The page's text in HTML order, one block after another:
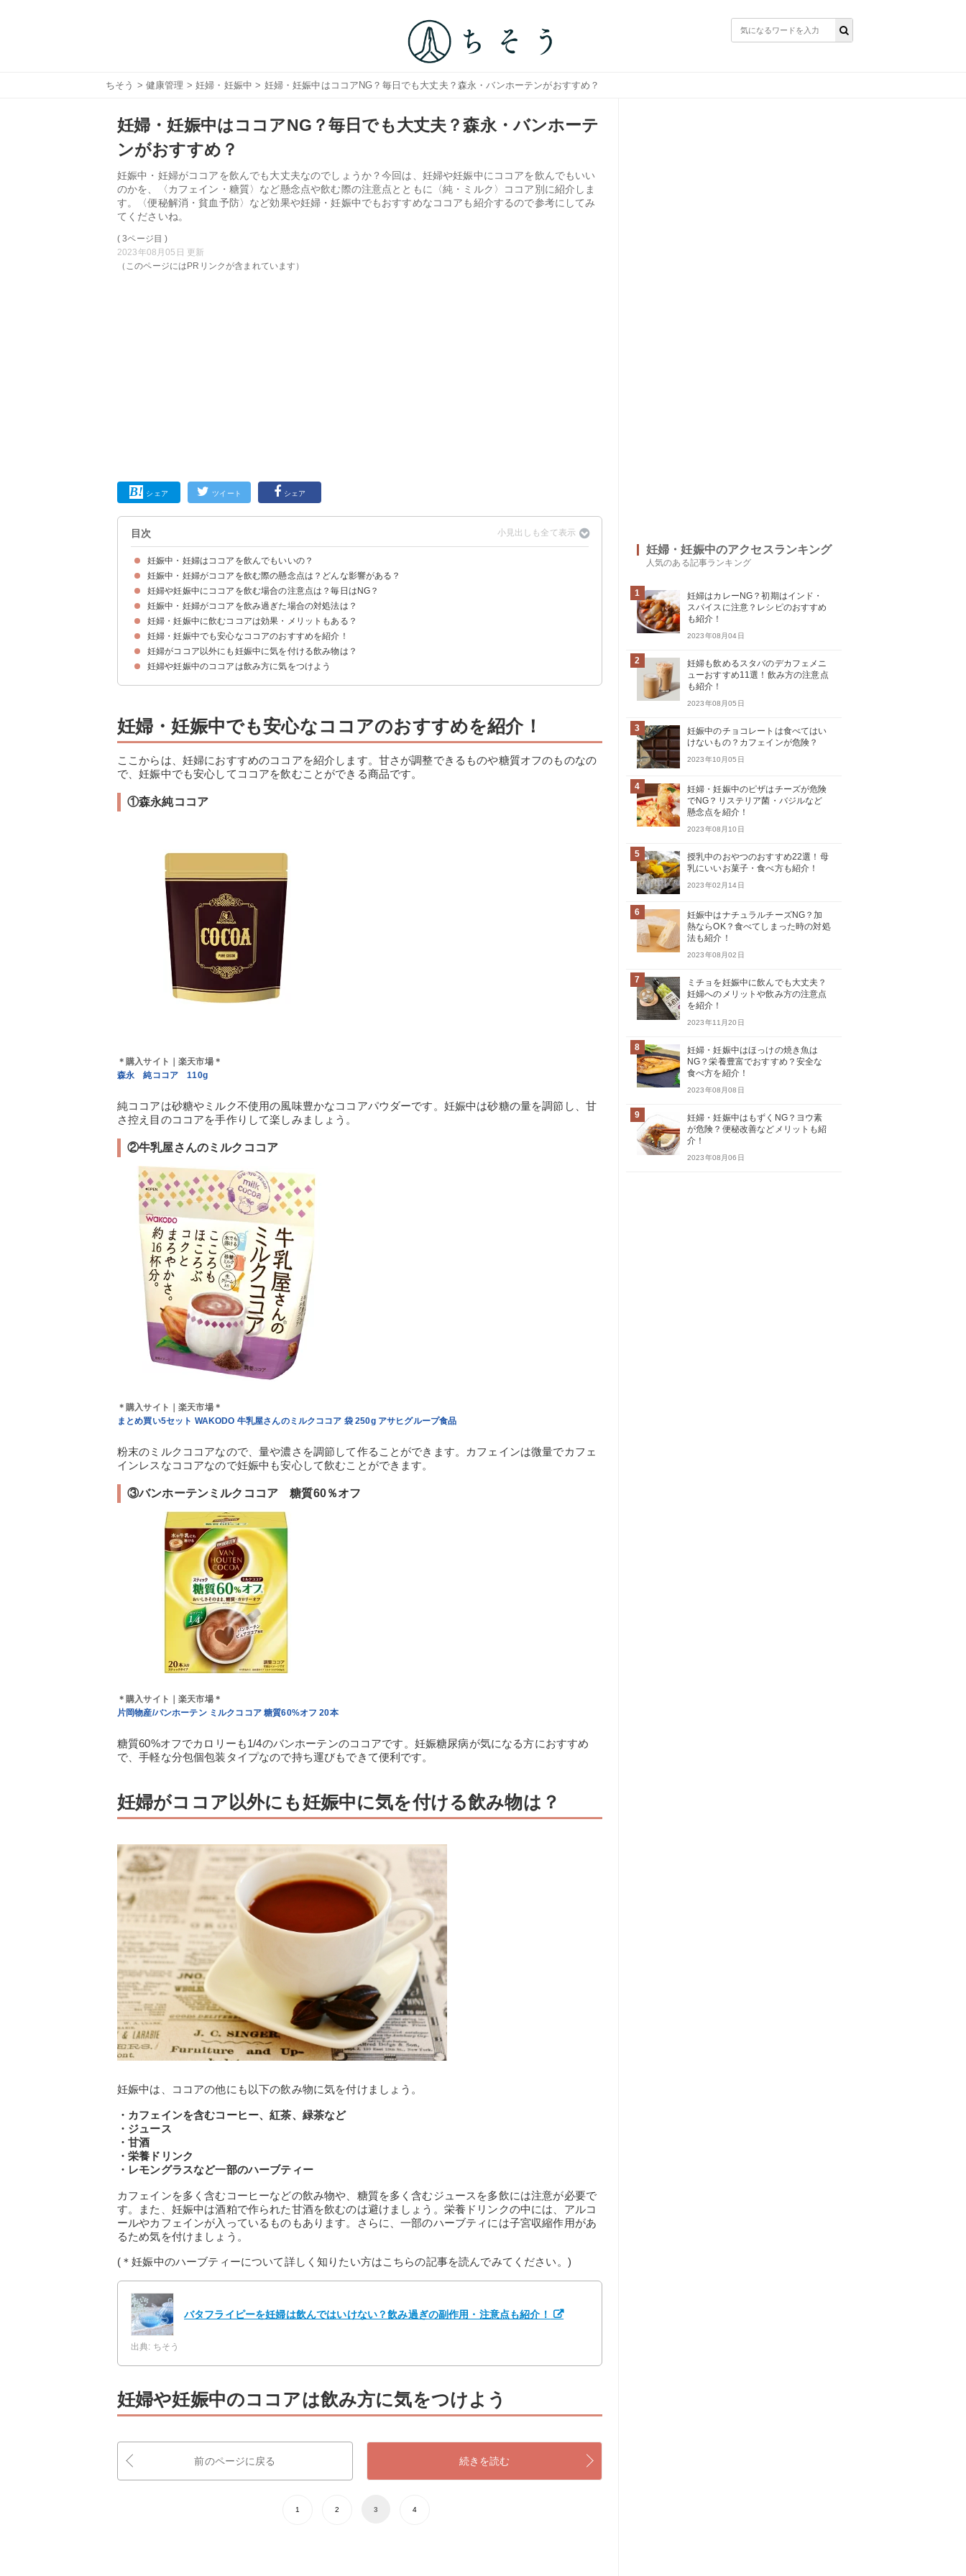
ちそう > 健康管理 >妊婦・妊娠中 > 妊婦・妊娠中はココアNG？毎日でも大丈夫？森永・バンホーテンがおすすめ？
妊婦・妊娠中はココアNG？毎日でも大丈夫？森永・バンホーテ
ンがおすすめ？
妊娠中・妊婦がココアを飲んでも大丈夫なのでしょうか？今回は、妊婦や妊娠中にココアを飲んでもいい
のかを、〈カフェイン・糖質〉など懸念点や飲む際の注意点とともに〈純・ミルク〉ココア別に紹介しま
す。〈便秘解消・貧血予防〉など効果や妊婦・妊娠中でもおすすめなココアも紹介するので参考にしてみ
てくださいね。
( 3ページ目 )
2023年08月05日 更新
（このページにはPRリンクが含まれています）
シェア ツイート シェア
目次
妊娠中・妊婦はココアを飲んでもいいの？
妊娠中のココアは飲み方に気をつければ大丈夫
妊娠中・妊婦がココアを飲む際の懸念点は？どんな影響がある？
①カフェイン
②糖質の過剰摂取による妊娠糖尿病のリスク
妊婦や妊娠中にココアを飲む場合の注意点は？毎日はNG？
①ココアを飲む量は1日に2〜4杯が目安
②ミルクココアよりも純ココアがおすすめ
妊娠中・妊婦がココアを飲み過ぎた場合の対処法は？
心配な場合は病院に行くのが安心
妊婦・妊娠中に飲むココアは効果・メリットもある？
①鉄分による貧血予防
②食物繊維による便秘改善
③ポリフェノールによるアンチエイジング効果
妊婦・妊娠中でも安心なココアのおすすめを紹介！
①森永純ココア
②牛乳屋さんのミルクココア
③バンホーテンミルクココア 糖質60％オフ
妊婦がココア以外にも妊娠中に気を付ける飲み物は？
妊婦や妊娠中のココアは飲み方に気をつけよう
妊婦・妊娠中でも安心なココアのおすすめを紹介！
ここからは、妊婦におすすめのココアを紹介します。甘さが調整できるものや糖質オフのものなの
で、妊娠中でも安心してココアを飲むことができる商品です。
①森永純ココア
＊購入サイト｜楽天市場＊
森永 純ココア 110g
純ココアは砂糖やミルク不使用の風味豊かなココアパウダーです。妊娠中は砂糖の量を調節し、甘
さ控え目のココアを手作りして楽しみましょう。
②牛乳屋さんのミルクココア
＊購入サイト｜楽天市場＊
まとめ買い5セット WAKODO 牛乳屋さんのミルクココア 袋 250g アサヒグループ食品
粉末のミルクココアなので、量や濃さを調節して作ることができます。カフェインは微量でカフェ
インレスなココアなので妊娠中も安心して飲むことができます。
③バンホーテンミルクココア 糖質60％オフ
＊購入サイト｜楽天市場＊
片岡物産/バンホーテン ミルクココア 糖質60%オフ 20本
糖質60%オフでカロリーも1/4のバンホーテンのココアです。妊娠糖尿病が気になる方におすすめ
で、手軽な分包個包装タイプなので持ち運びもできて便利です。
妊婦がココア以外にも妊娠中に気を付ける飲み物は？
妊娠中は、ココアの他にも以下の飲み物に気を付けましょう。
・カフェインを含むコーヒー、紅茶、緑茶など
・ジュース
・甘酒
・栄養ドリンク
・レモングラスなど一部のハーブティー
カフェインを多く含むコーヒーなどの飲み物や、糖質を多く含むジュースを多飲には注意が必要で
す。また、妊娠中は酒粕で作られた甘酒を飲むのは避けましょう。栄養ドリンクの中には、アルコ
ールやカフェインが入っているものもあります。さらに、一部のハーブティには子宮収縮作用があ
るため気を付けましょう。
(＊妊娠中のハーブティーについて詳しく知りたい方はこちらの記事を読んでみてください。)
バタフライピーを妊婦は飲んではいけない？飲み過ぎの副作用・注意点も紹介！
出典: ちそう
妊婦や妊娠中のココアは飲み方に気をつけよう
前のページに戻る 続きを読む
1 2 3 4
妊婦・妊娠中のアクセスランキング
人気のある記事ランキング
1
妊婦はカレーNG？初期はインド・
スパイスに注意？レシピのおすすめ
も紹介！
2023年08月04日
2
妊婦も飲めるスタバのデカフェメニ
ューおすすめ11選！飲み方の注意点
も紹介！
2023年08月05日
3
妊娠中のチョコレートは食べてはい
けないもの？カフェインが危険？
2023年10月05日
4
妊婦・妊娠中のピザはチーズが危険
でNG？リステリア菌・バジルなど
懸念点を紹介！
2023年08月10日
5
授乳中のおやつのおすすめ22選！母
乳にいいお菓子・食べ方も紹介！
2023年02月14日
6
妊娠中はナチュラルチーズNG？加
熱ならOK？食べてしまった時の対処
法も紹介！
2023年08月02日
7
ミチョを妊娠中に飲んでも大丈夫？
妊婦へのメリットや飲み方の注意点
を紹介！
2023年11月20日
8
妊婦・妊娠中はほっけの焼き魚は
NG？栄養豊富でおすすめ？安全な
食べ方を紹介！
2023年08月08日
9
妊婦・妊娠中はもずくNG？ヨウ素
が危険？便秘改善などメリットも紹
介！
2023年08月06日